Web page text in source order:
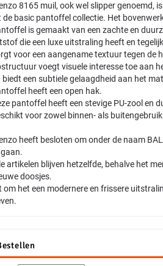
8165 muil, ook wel slipper genoemd, is
de basic pantoffel collectie. Het
is gemaakt van een zachte en
die een luxe uitstraling heeft en
voor een aangename textuur tegen de
voegt visuele interesse toe aan
biedt een subtiele gelaagdheid aan het
heeft een open hak.
pantoffel heeft een stevige PU-zool en
voor zowel binnen- als
heeft besloten om onder de naam
artikelen blijven hetzelfde, behalve het
doosjes.
om het een modernere en frissere